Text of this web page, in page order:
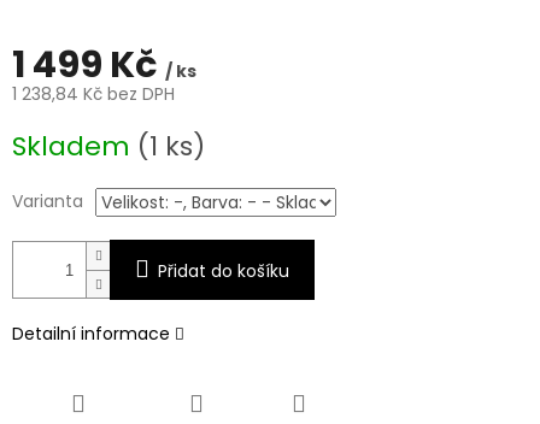
1 499 Kč / ks
1 238,84 Kč bez DPH
cena:
Skladem (1 ks)
Varianta
Přidat do košíku
Detailní informace